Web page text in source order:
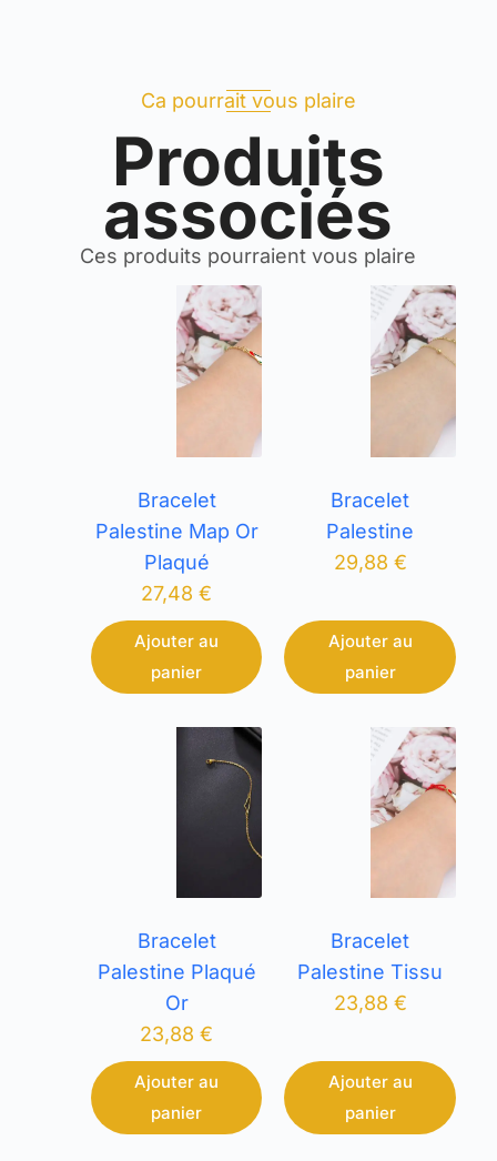
Ca pourrait vous plaire
Produits
associés
Ces produits pourraient vous plaire
Bracelet
Palestine Map Or
Plaqué
27,48€
Ajouter au
panier
Bracelet
Palestine
29,88 €
Ajouter au
panier
Bracelet
Palestine Plaqué
Or
23,88€
Ajouter au
panier
Bracelet
Palestine Tissu
23,88 €
Ajouter au
panier